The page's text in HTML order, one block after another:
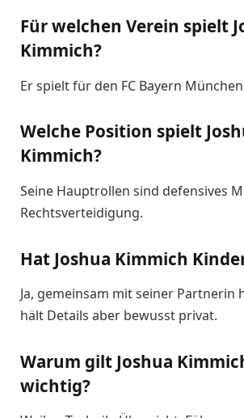
Für welchen Verein spielt
Kimmich?
Er spielt für den FC Bayern
Welche Position spielt
Kimmich?
Seine Hauptrollen sind defensives
Rechtsverteidigung.
Hat Joshua Kimmich
Ja, gemeinsam mit seiner Partnerin
hält Details aber bewusst privat.
Warum gilt Joshua
wichtig?